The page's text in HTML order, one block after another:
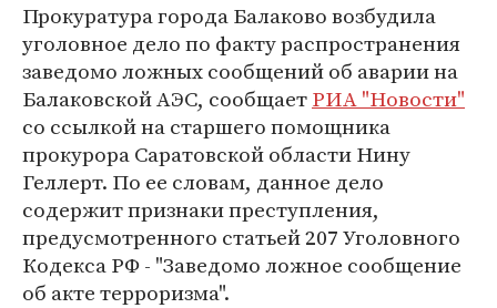
Прокуратура города Балаково возбудила
уголовное дело по факту распространения
заведомо ложных сообщений об аварии на
Балаковской АЭС, сообщаетРИА "Новости"
со ссылкой на старшего помощника
прокурора Саратовской области Нину
Геллерт. По ее словам, данное дело
содержит признаки преступления,
предусмотренного статьей 207 Уголовного
Кодекса РФ - "Заведомо ложное сообщение
об акте терроризма".